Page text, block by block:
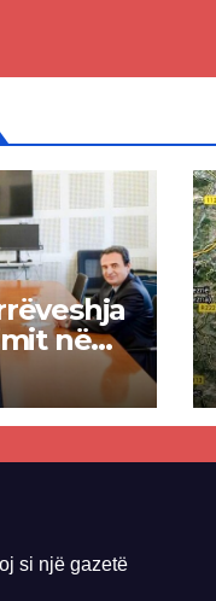
në
si një gazetë